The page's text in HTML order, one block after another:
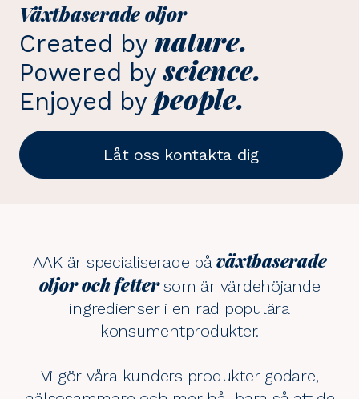
Växtbaserade oljor
Created bynature.
Powered byscience.
Enjoyed bypeople.
Låt oss kontakta dig
AAK är specialiserade påväxtbaserade
oljor och fettersom är värdehöjande
ingredienser i en rad populära
konsumentprodukter.
Vi gör våra kunders produkter godare,